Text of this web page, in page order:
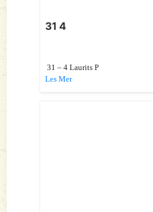
31 4
31 – 4 Laurits P
Les Mer